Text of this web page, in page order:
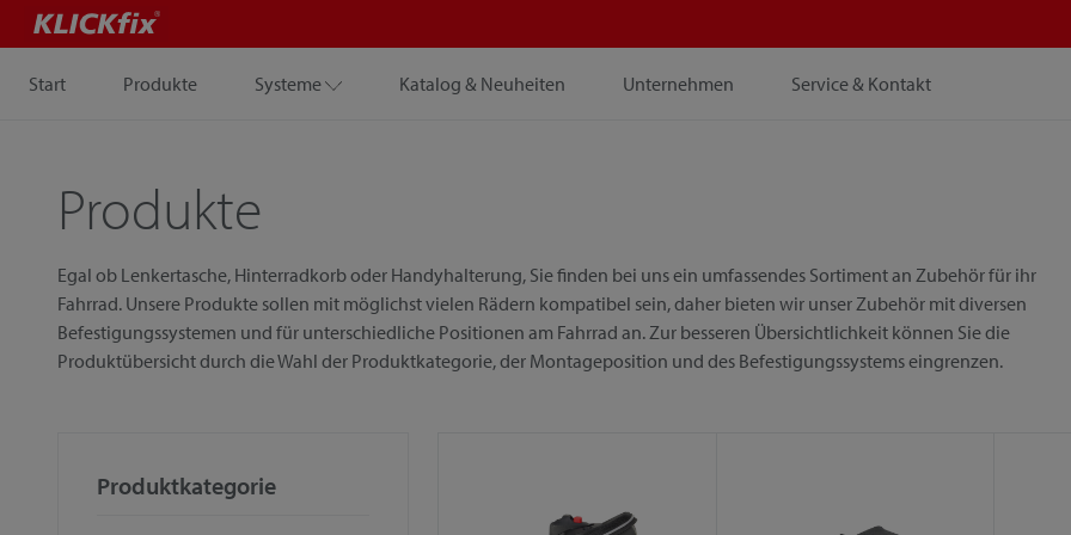
Start Produkte Systeme Katalog & Neuheiten Unternehmen Service & Kontakt
Produkte
Egal ob Lenkertasche, Hinterradkorb oder Handyhalterung, Sie finden bei uns ein umfassendes Sortiment an Zubehör für ihr
Fahrrad. Unsere Produkte sollen mit möglichst vielen Rädern kompatibel sein, daher bieten wir unser Zubehör mit diversen
Befestigungssystemen und für unterschiedliche Positionen am Fahrrad an. Zur besseren Übersichtlichkeit können Sie die
Produktübersicht durch die Wahl der Produktkategorie, der Montageposition und des Befestigungssystems eingrenzen.
Produktkategorie